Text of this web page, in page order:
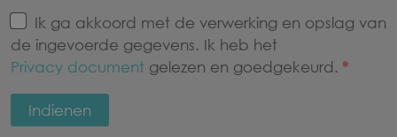
Ik ga akkoord met de verwerking en opslag van
de ingevoerde gegevens. Ik heb het
Privacy document gelezen en goedgekeurd.